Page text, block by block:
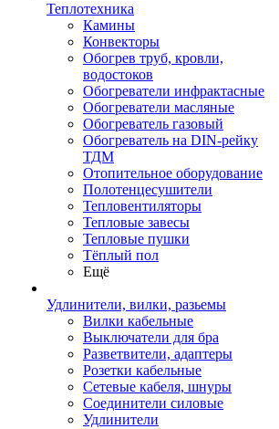
Теплотехника
Камины
Конвекторы
Обогрев труб, кровли,
водостоков
Обогреватели инфрактасные
Обогреватели масляные
Обогреватель газовый
Обогреватель на DIN-рейку
ТДМ
Отопительное оборудование
Полотенцесушители
Тепловентиляторы
Тепловые завесы
Тепловые пушки
Тёплый пол
Ещё
Удлинители, вилки, разьемы
Вилки кабельные
Выключатели для бра
Разветвители, адаптеры
Розетки кабельные
Сетевые кабеля, шнуры
Соединители силовые
Удлинители